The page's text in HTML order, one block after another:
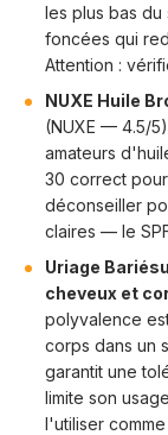
les plus bas du
foncées qui
Attention :
NUXE Huile
(NUXE — 4.5/
amateurs
30 correct
déconseiller
claires — le
Uriage
cheveux et
polyvalence
corps dans un
garantit une
limite son
l'utiliser